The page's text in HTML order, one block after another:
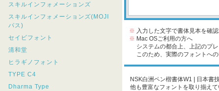
スキルインフォメーションズ
スキルインフォメーションズ(MOJI
パス)
セイビフォント
清和堂
ヒラギノフォント
TYPE C4
Dharma Type
※ 入力した文字で書体見本を確
※ Mac OSご利用の方へ
システムの都合上、上記のプ
このため、実際のフォントへの
NSK白洲ペン楷書体W1 | 日本書
他も豊富なフォントを取り揃え